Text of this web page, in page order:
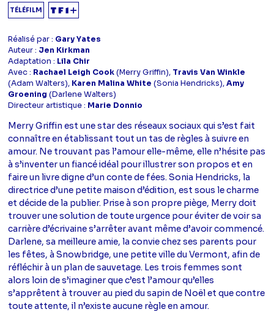
TÉLÉFILM
Réalisé par : Gary Yates
Auteur : Jen Kirkman
Adaptation : Lila Chir
Avec : Rachael Leigh Cook(Merry Griffin), Travis Van Winkle
(Adam Walters), Karen Malina White (Sonia Hendricks),Amy
Groening (Darlene Walters)
Directeur artistique : Marie Donnio
Merry Griffin est une star des réseaux sociaux qui s’est fait
connaître en établissant tout un tas de règles à suivre en
amour. Ne trouvant pas l’amour elle-même, elle n’hésite pas
à s’inventer un fiancé idéal pour illustrer son propos et en
faire un livre digne d’un conte de fées. Sonia Hendricks, la
directrice d’une petite maison d’édition, est sous le charme
et décide de la publier. Prise à son propre piège, Merry doit
trouver une solution de toute urgence pour éviter de voir sa
carrière d’écrivaine s’arrêter avant même d’avoir commencé.
Darlene, sa meilleure amie, la convie chez ses parents pour
les fêtes, à Snowbridge, une petite ville du Vermont, afin de
réfléchir à un plan de sauvetage. Les trois femmes sont
alors loin de s’imaginer que c’est l’amour qu’elles
s’apprêtent à trouver au pied du sapin de Noël et que contre
toute attente, il n’existe aucune règle en amour.